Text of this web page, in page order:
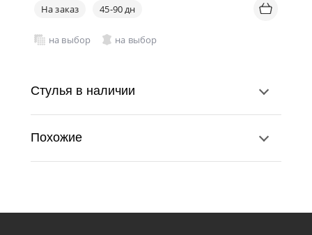
На заказ 45-90 дн
на выбор на выбор
Стулья в наличии
Похожие